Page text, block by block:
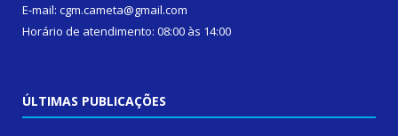
E-mail: cgm.cameta@gmail.com
Horário de atendimento: 08:00 às 14:00
ÚLTIMAS PUBLICAÇÕES